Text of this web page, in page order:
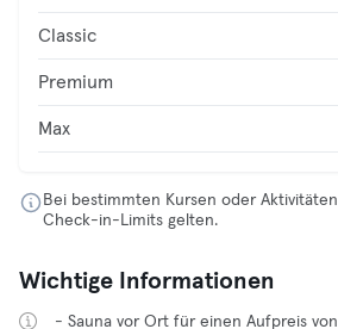
Classic
Premium
Max
Bei bestimmten Kursen oder
Check-in-Limits gelten.
Wichtige Informationen
- Sauna vor Ort für einen Aufpreis